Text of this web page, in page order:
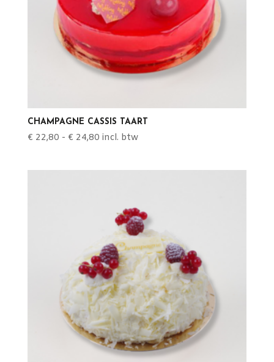
CHAMPAGNE CASSIS TAART
€ 22,80 - € 24,80Prijsklasse:
incl. btw